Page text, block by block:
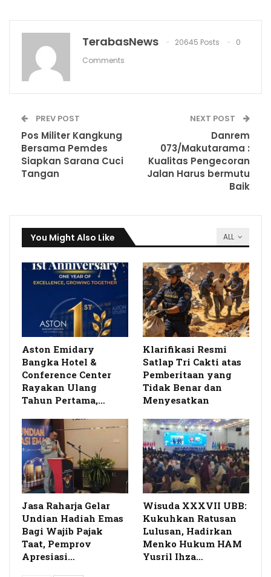
TerabasNews 20645 Posts
0
Comments
PREV POST
Pos Militer Kangkung
Bersama Pemdes
Siapkan Sarana Cuci
Tangan
NEXT POST
Danrem
073/Makutarama :
Kualitas Pengecoran
Jalan Harus bermutu
Baik
ALL
You Might Also Like
Aston Emidary
Bangka Hotel &
Conference Center
Rayakan Ulang
Tahun Pertama,…
Klarifikasi Resmi
Satlap Tri Cakti atas
Pemberitaan yang
Tidak Benar dan
Menyesatkan
Jasa Raharja Gelar
Undian Hadiah Emas
Bagi Wajib Pajak
Taat, Pemprov
Apresiasi…
Wisuda XXXVII UBB:
Kukuhkan Ratusan
Lulusan, Hadirkan
Menko Hukum HAM
Yusril Ihza…